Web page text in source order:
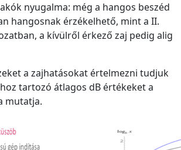
nyugalma: még a hangos beszéd
hangosnak érzékelhető, mint a II.
a kívülről érkező zaj pedig alig
a zajhatásokat értelmezni tudjuk
tartozó átlagos dB értékeket a
mutatja.